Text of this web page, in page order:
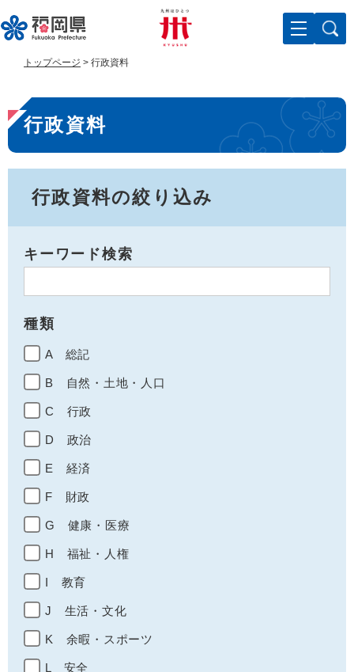
ー
ジ
で
す
ニ
ュ
ば
し
トップページ > 行政資料
本
文
行政資料
行政資料の絞り込み
キーワード検索
種類
A 総記
B 自然・土地・人口
C 行政
D 政治
E 経済
F 財政
G 健康・医療
H 福祉・人権
I 教育
J 生活・文化
K 余暇・スポーツ
L 安全